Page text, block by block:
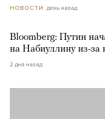
НОВОСТИ день назад
Bloomberg: Путин
на Набиуллину из-за
2 дня назад